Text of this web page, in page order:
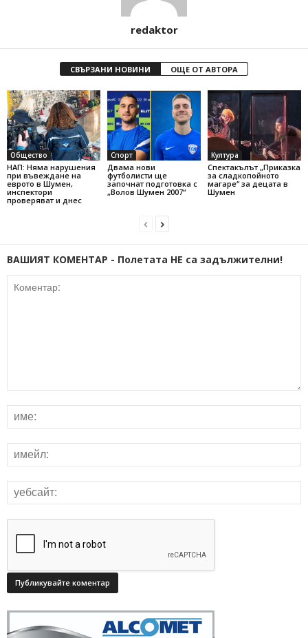
redaktor
СВЪРЗАНИ НОВИНИ ОЩЕ ОТ АВТОРА
Общество
НАП: Няма нарушения
при въвеждане на
еврото в Шумен,
инспектори
проверяват и днес
Спорт
Двама нови
футболисти ще
започнат подготовка с
„Волов Шумен 2007“
Култура
Спектакълът „Приказка
за сладкопойното
магаре“ за децата в
Шумен
ВАШИЯТ КОМЕНТАР - Полетата НЕ са задължителни!